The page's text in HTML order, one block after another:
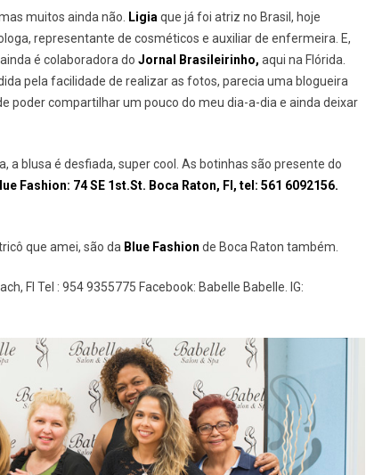
muitos ainda não. Ligiaque já foi atriz no Brasil, hoje
representante de cosméticos e auxiliar de enfermeira. E,
é colaboradora do Jornal Brasileirinho, aqui na Flórida.
pela facilidade de realizar as fotos, parecia uma blogueira
poder compartilhar um pouco do meu dia-a-dia e ainda deixar
a blusa é desfiada, super cool. As botinhas são presente do
Fashion: 74 SE 1st.St. Boca Raton, Fl, tel: 561 6092156.
que amei, são da Blue Fashion de Boca Raton também.
Fl Tel : 954 9355775 Facebook: Babelle Babelle. IG: